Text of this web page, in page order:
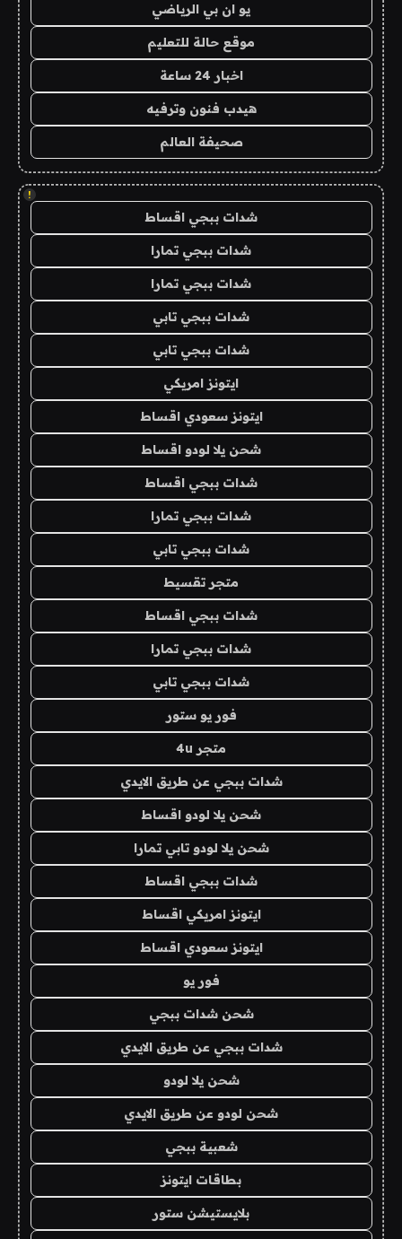
يو ان بي الرياضي
موقع حالة للتعليم
اخبار 24 ساعة
هيدب فنون وترفيه
صحيفة العالم
!
شدات ببجي اقساط
شدات ببجي تمارا
شدات ببجي تمارا
شدات ببجي تابي
شدات ببجي تابي
ايتونز امريكي
ايتونز سعودي اقساط
شحن يلا لودو اقساط
شدات ببجي اقساط
شدات ببجي تمارا
شدات ببجي تابي
متجر تقسيط
شدات ببجي اقساط
شدات ببجي تمارا
شدات ببجي تابي
فور يو ستور
متجر 4u
شدات ببجي عن طريق الايدي
شحن يلا لودو اقساط
شحن يلا لودو تابي تمارا
شدات ببجي اقساط
ايتونز امريكي اقساط
ايتونز سعودي اقساط
فور يو
شحن شدات ببجي
شدات ببجي عن طريق الايدي
شحن يلا لودو
شحن لودو عن طريق الايدي
شعبية ببجي
بطاقات ايتونز
بلايستيشن ستور